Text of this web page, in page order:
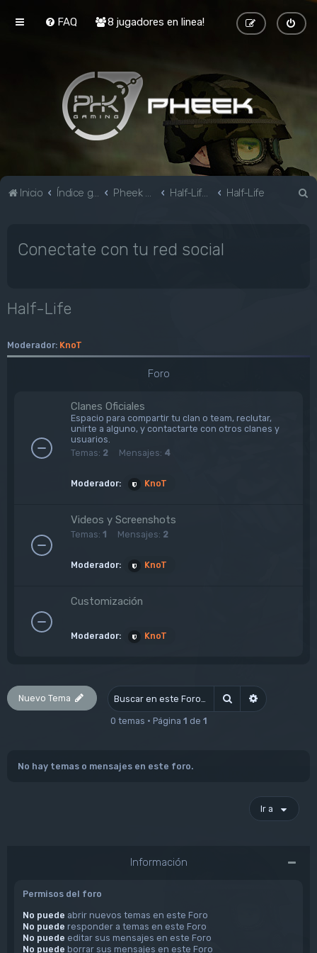
FAQ 8 jugadores en linea!
Inicio Índice general Pheek Gaming Half-Life & Mods Half-Life
Conectate con tu red social
Half-Life
Moderador: KnoT
Foro
Clanes Oficiales
Espacio para compartir tu clan o team, reclutar,
unirte a alguno, y contactarte con otros clanes y
usuarios.
Temas: 2 Mensajes: 4
Moderador: KnoT
Videos y Screenshots
Temas: 1 Mensajes: 2
Moderador: KnoT
Customización
Moderador: KnoT
Nuevo Tema Buscar Búsqueda
0 temas • Página 1 de 1
No hay temas o mensajes en este foro.
Ir a
Información
Permisos del foro
No puede abrir nuevos temas en este Foro
No puede responder a temas en este Foro
No puede editar sus mensajes en este Foro
No puede borrar sus mensajes en este Foro